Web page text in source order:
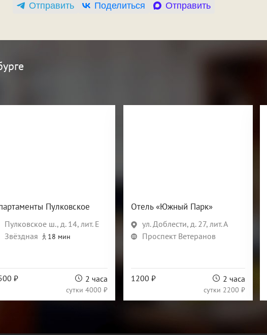
Отправить Поделиться Отправить
Пулковское
Пулковское ш., д. 14, лит. Е
Звёздная
18 мин
₽ 2 часа
сутки 4000 ₽
Отель «Южный Парк»
ул. Доблести, д. 27, лит. А
Проспект Ветеранов
1200 ₽ 2 часа
сутки 2200 ₽